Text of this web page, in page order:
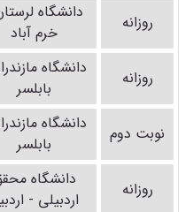
روزانه
دانشگاه
خرم آباد
روزانه
دانشگاه
بابلسر
نوبت دوم
دانشگاه
بابلسر
روزانه
دانشگاه
اردبیلی -